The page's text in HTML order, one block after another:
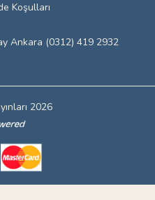
Koşulları
Ankara (0312) 419 2932
2026